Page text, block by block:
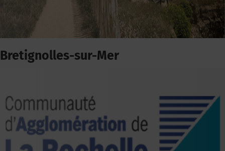
Bretignolles-sur-Mer